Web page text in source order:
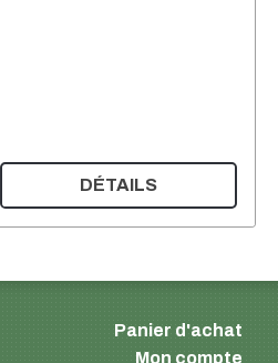
DÉTAILS
Panier d'achat
Mon compte